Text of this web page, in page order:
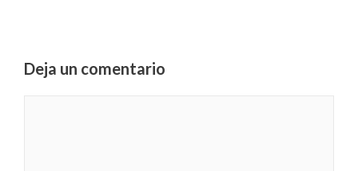
Deja un comentario